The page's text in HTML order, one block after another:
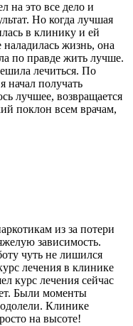
на это все дело и
Но когда лучшая
в клинику и ей
наладилась жизнь, она
по правде жить лучше.
лечиться. По
начал получать
лучшее, возвращается
поклон всем врачам,
из за потери
зависимость.
чуть не лишился
лечения в клинике
курс лечения сейчас
Были моменты
Клинике
на высоте!